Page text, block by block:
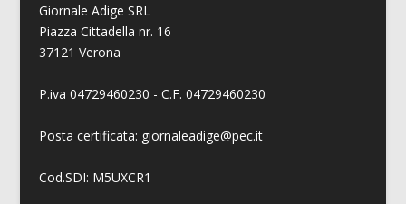
Giornale Adige SRL
Piazza Cittadella nr. 16
37121 Verona
P.iva 04729460230 - C.F. 04729460230
Posta certificata: giornaleadige@pec.it
Cod.SDI: M5UXCR1